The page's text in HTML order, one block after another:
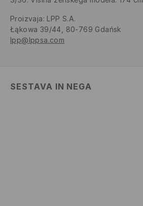
Proizvaja: LPP S.A.
Łąkowa 39/44, 80-769 Gdańsk
lpp@lppsa.com
SESTAVA IN NEGA